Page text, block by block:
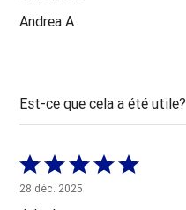
5
Andrea A
Est-ce que cela a été utile?
Coté
5 sur
5
28 déc. 2025